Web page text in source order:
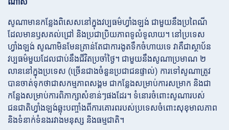
សូណាមានកន្លែងពិសេសនៅក្នុងវប្បធម៌ហ្វាំងឡង់ ជាមួយនឹងប្រពៃណី
ដែលមានឫសគល់ជ្រៅ និងប្រជាប្រិយភាពទូលំទូលាយ។ នៅប្រទេស
ហ្វាំងឡង់ សូណាមិនមែនគ្រាន់តែជាការងូតទឹកចំហាយទេ វាគឺជាស្ថាប័ន
វប្បធម៌មួយដែលជាប់នឹងជីវិតប្រចាំថ្ងៃ។ ជាមួយនឹងសូណាប្រមាណ ២
លាននៅក្នុងប្រទេស (ច្រើនជាងចំនួនប្រជាជនផ្ទាល់) ការទៅសូណាត្រូវ
បានចាត់ទុកថាជាសកម្មភាពសង្គម ជាកន្លែងសម្រាប់ការសម្រាក និងជា
កន្លែងសម្រាប់ការពិភាក្សាសំខាន់ៗផងដែរ។ ទំនោរចំពោះសូណារបស់
ជនជាតិហ្វាំងឡង់ឆ្លុះបញ្ចាំងពីការគោរពរបស់ប្រទេសចំពោះសុខុមាលភាព
និងទំនាក់ទំនងរវាងមនុស្ស និងធម្មជាតិ។